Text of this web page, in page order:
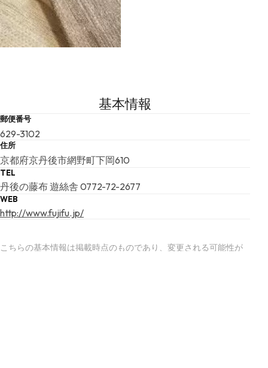
基本情報
郵便番号
629-3102
住所
京都府京丹後市網野町下岡610
TEL
丹後の藤布 遊絲舎 0772-72-2677
WEB
http://www.fujifu.jp/
こちらの基本情報は掲載時点のものであり、変更される可能性が